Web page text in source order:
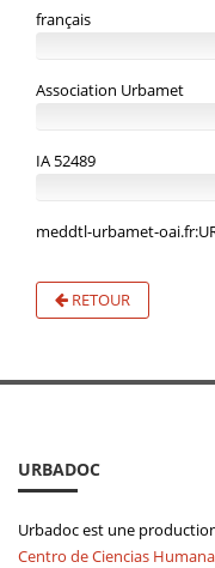
français
Association Urbamet
IA 52489
meddtl-urbamet-
RETOUR
URBADOC
Urbadoc est une
Centro de Ciencias